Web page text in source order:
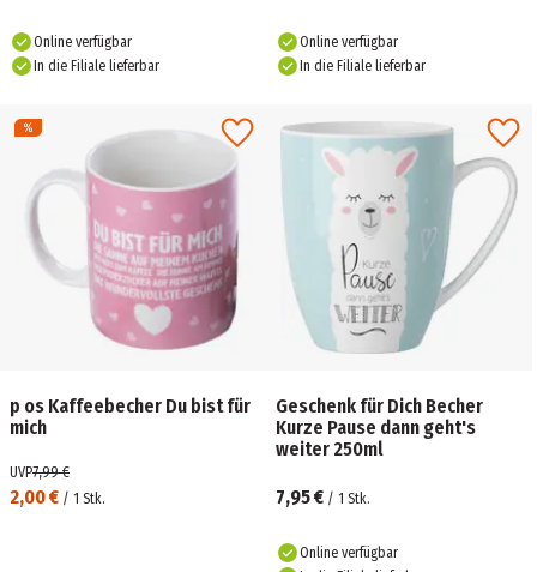
Online verfügbar
In die Filiale lieferbar
Online verfügbar
In die Filiale lieferbar
p os Kaffeebecher Du bist für
mich
2,00 € / 1 Stk.
UVP7,99 €
Geschenk für Dich Becher
Kurze Pause dann geht's
weiter 250ml
7,95 € / 1 Stk.
Online verfügbar